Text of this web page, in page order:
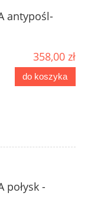
antypośl-
358,00 zł
do koszyka
połysk -